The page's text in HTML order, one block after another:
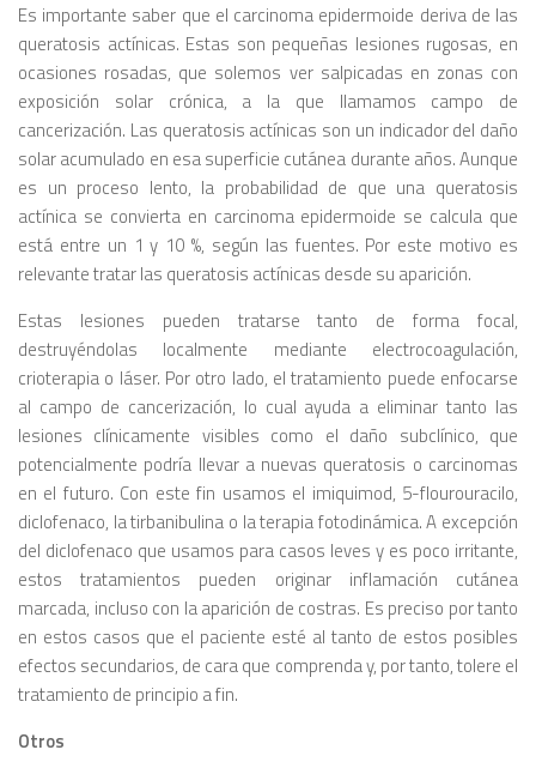
Es importante saber que el carcinoma epidermoide deriva de las
queratosis actínicas. Estas son pequeñas lesiones rugosas, en
ocasiones rosadas, que solemos ver salpicadas en zonas con
exposición solar crónica, a la que llamamos campo de
cancerización. Las queratosis actínicas son un indicador del daño
solar acumulado en esa superficie cutánea durante años. Aunque
es un proceso lento, la probabilidad de que una queratosis
actínica se convierta en carcinoma epidermoide se calcula que
está entre un 1 y 10 %, según las fuentes. Por este motivo es
relevante tratar las queratosis actínicas desde su aparición.
Estas lesiones pueden tratarse tanto de forma focal,
destruyéndolas localmente mediante electrocoagulación,
crioterapia o láser. Por otro lado, el tratamiento puede enfocarse
al campo de cancerización, lo cual ayuda a eliminar tanto las
lesiones clínicamente visibles como el daño subclínico, que
potencialmente podría llevar a nuevas queratosis o carcinomas
en el futuro. Con este fin usamos el imiquimod, 5-flourouracilo,
diclofenaco, la tirbanibulina o la terapia fotodinámica. A excepción
del diclofenaco que usamos para casos leves y es poco irritante,
estos tratamientos pueden originar inflamación cutánea
marcada, incluso con la aparición de costras. Es preciso por tanto
en estos casos que el paciente esté al tanto de estos posibles
efectos secundarios, de cara que comprenda y, por tanto, tolere el
tratamiento de principio a fin.
Otros